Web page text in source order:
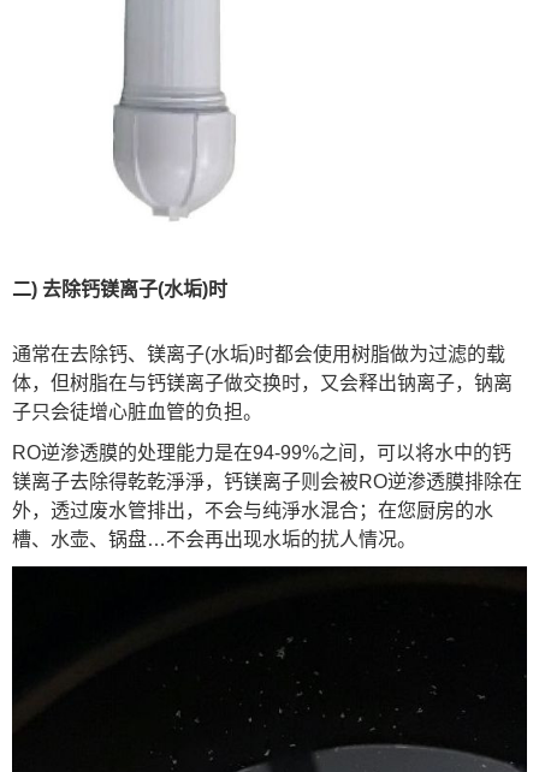
二) 去除钙镁离子(水垢)时
通常在去除钙、镁离子(水垢)时都会使用树脂做为过滤的载
体，但树脂在与钙镁离子做交换时，又会释出钠离子，钠离
子只会徒增心脏血管的负担。
RO逆渗透膜的处理能力是在94-99%之间，可以将水中的钙
镁离子去除得乾乾淨淨，钙镁离子则会被RO逆渗透膜排除在
外，透过废水管排出，不会与纯淨水混合；在您厨房的水
槽、水壶、锅盘…不会再出现水垢的扰人情况。